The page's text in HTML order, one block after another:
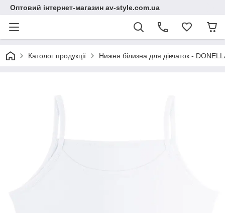
Оптовий інтернет-магазин av-style.com.ua
Католог продукції Нижня білизна для дівчаток -